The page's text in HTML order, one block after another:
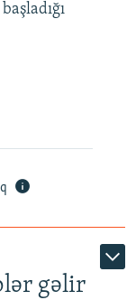
1080p
gəlir